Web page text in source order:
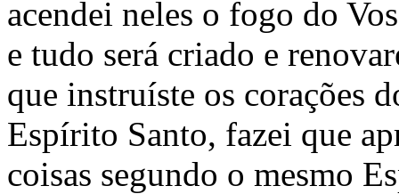
acendei neles o fogo do
e tudo será criado e
que instruíste os corações
Espírito Santo, fazei que
coisas segundo o mesmo